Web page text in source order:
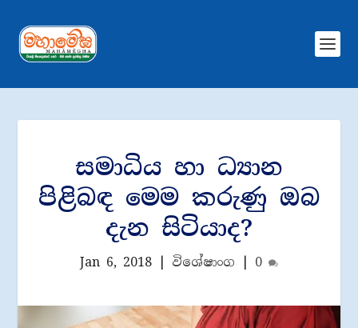
සමාධිය හා ධ්‍යාන
පිළිබඳ මෙම කරුණු ඔබ
දැන සිටියාද?
Jan 6, 2018 විශේෂාංග 0